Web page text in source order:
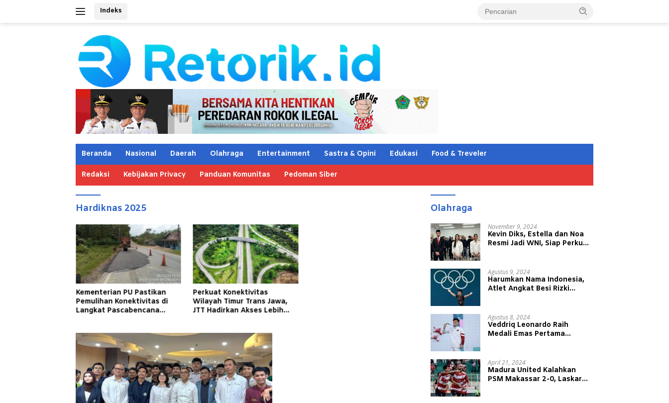
Indeks
Beranda Nasional Daerah Olahraga Entertainment Sastra & Opini Edukasi Food & Treveler
Redaksi Kebijakan Privacy Panduan Komunitas Pedoman Siber
Hardiknas 2025
Kementerian PU Pastikan
Pemulihan Konektivitas di
Langkat Pascabencana
Perkuat Konektivitas
Wilayah Timur Trans Jawa,
JTT Hadirkan Akses Lebih
Olahraga
November 9, 2024
Kevin Diks, Estella dan Noa
Resmi Jadi WNI, Siap Perkuat
Agustus 9, 2024
Harumkan Nama Indonesia,
Atlet Angkat Besi Rizki
Agustus 8, 2024
Veddriq Leonardo Raih
Medali Emas Pertama
April 21, 2024
Madura United Kalahkan
PSM Makassar 2-0, Laskar